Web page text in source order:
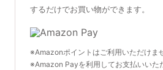
するだけでお買い物ができます。
※Amazonポイントはご利用いただけま
※Amazon Payを利用してお支払いいた